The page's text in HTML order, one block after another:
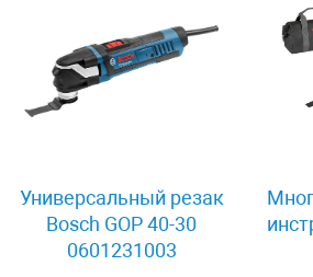
Универсальный резак
Bosch GOP 40-30
0601231003